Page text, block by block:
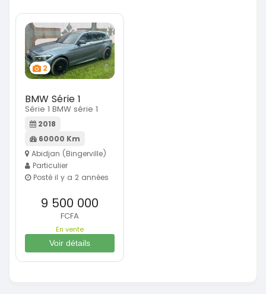
2
BMW Série 1
Série 1 BMW série 1
2018
60000 Km
Abidjan (Bingerville)
Particulier
Posté il y a 2 années
9 500 000
FCFA
En vente
Voir détails